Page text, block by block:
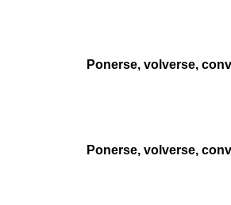
Ponerse, volverse,
Ponerse, volverse,